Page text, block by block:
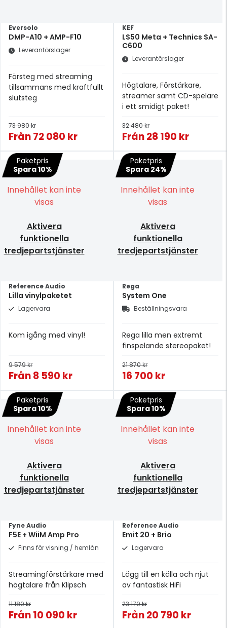
Eversolo
DMP-A10 + AMP-F10
Leverantörslager
Försteg med streaming
tillsammans med kraftfullt
slutsteg
73 980 kr
Från72 080 kr
KEF
LS50 Meta + Technics SA-
C600
Leverantörslager
Högtalare, Förstärkare,
streamer samt CD-spelare
i ett smidigt paket!
32 480 kr
Från28 190 kr
Paketpris
Spara 10%
Innehållet kan inte
visas
Aktivera
funktionella
tredjepartstjänster
Reference Audio
Lilla vinylpaketet
Lagervara
Kom igång med vinyl!
9 579 kr
Från8 590 kr
Paketpris
Spara 24%
Innehållet kan inte
visas
Aktivera
funktionella
tredjepartstjänster
Rega
System One
Beställningsvara
Rega lilla men extremt
finspelande stereopaket!
21 870 kr
16 700 kr
Paketpris
Spara 10%
Innehållet kan inte
visas
Aktivera
funktionella
tredjepartstjänster
Fyne Audio
F5E + WiiM Amp Pro
Finns för visning / hemlån
Streamingförstärkare med
högtalare från Klipsch
11 180 kr
Från10 090 kr
Paketpris
Spara 10%
Innehållet kan inte
visas
Aktivera
funktionella
tredjepartstjänster
Reference Audio
Emit 20 + Brio
Lagervara
Lägg till en källa och njut
av fantastisk HiFi
23 170 kr
Från20 790 kr